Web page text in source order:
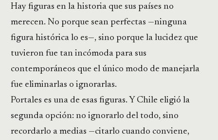
Hay figuras en la historia que sus países no
merecen. No porque sean perfectas —ninguna
figura histórica lo es—, sino porque la lucidez que
tuvieron fue tan incómoda para sus
contemporáneos que el único modo de manejarla
fue eliminarlas o ignorarlas.
Portales es una de esas figuras. Y Chile eligió la
segunda opción: no ignorarlo del todo, sino
recordarlo a medias —citarlo cuando conviene,